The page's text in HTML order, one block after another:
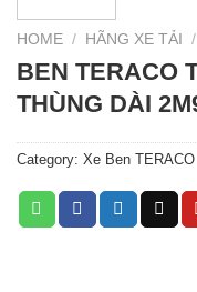
HOME / HÃNG XE TẢI /
BEN TERACO
THÙNG DÀI
Category: Xe Ben TERACO